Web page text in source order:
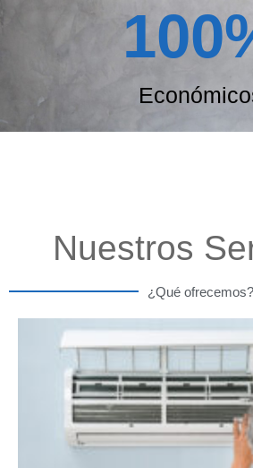
100
Nuestros
¿Qué ofrecemos?